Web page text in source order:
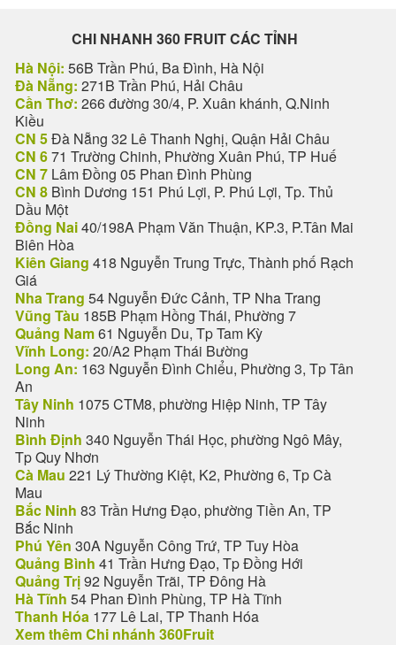
CHI NHANH 360 FRUIT CÁC TỈNH
Hà Nội: 56B Trần Phú, Ba Đình, Hà Nội
Đà Nẵng: 271B Trần Phú, Hải Châu
Cần Thơ: 266 đường 30/4, P. Xuân khánh, Q.Ninh
Kiều
CN 5Đà Nẵng 32 Lê Thanh Nghị, Quận Hải Châu
CN 671 Trường Chinh, Phường Xuân Phú, TP Huế
CN 7 Lâm Đồng 05 Phan Đình Phùng
CN 8 Bình Dương 151 Phú Lợi, P. Phú Lợi, Tp. Thủ
Dầu Một
Đồng Nai40/198A Phạm Văn Thuận, KP.3, P.Tân Mai
Biên Hòa
Kiên Giang 418 Nguyễn Trung Trực, Thành phố Rạch
Giá
Nha Trang 54 Nguyễn Đức Cảnh, TP Nha Trang
Vũng Tàu 185B Phạm Hồng Thái, Phường 7
Quảng Nam61 Nguyễn Du, Tp Tam Kỳ
Vĩnh Long: 20/A2 Phạm Thái Bường
Long An: 163 Nguyễn Đình Chiểu, Phường 3, Tp Tân
An
Tây Ninh 1075 CTM8, phường Hiệp Ninh, TP Tây
Ninh
Bình Định 340 Nguyễn Thái Học, phường Ngô Mây,
Tp Quy Nhơn
Cà Mau 221 Lý Thường Kiệt, K2, Phường 6, Tp Cà
Mau
Bắc Ninh 83 Trần Hưng Đạo, phường Tiền An, TP
Bắc Ninh
Phú Yên 30A Nguyễn Công Trứ, TP Tuy Hòa
Quảng Bình 41 Trần Hưng Đạo, Tp Đồng Hới
Quảng Trị92 Nguyễn Trãi, TP Đông Hà
Hà Tĩnh 54 Phan Đình Phùng, TP Hà Tĩnh
Thanh Hóa 177 Lê Lai, TP Thanh Hóa
Xem thêm Chi nhánh 360Fruit